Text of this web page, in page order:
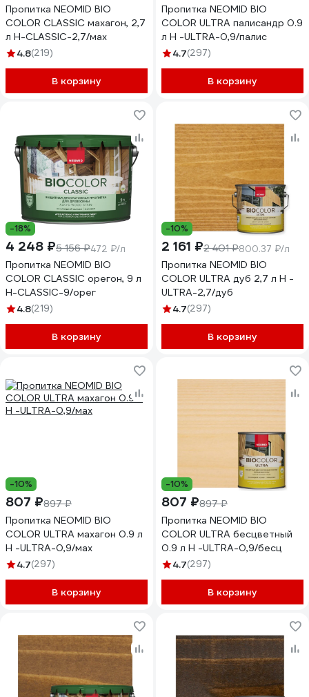
Пропитка NEOMID BIO
COLOR CLASSIC махагон, 2,7
л Н-CLASSIC-2,7/мах
4.8(219)
В корзину
Пропитка NEOMID BIO
COLOR ULTRA палисандр 0.9
л Н -ULTRA-0,9/палис
4.7(297)
В корзину
-18%
4 248 ₽5 156 ₽472 ₽/л
Пропитка NEOMID BIO
COLOR CLASSIC орегон, 9 л
Н-CLASSIC-9/орег
4.8(219)
В корзину
-10%
2 161 ₽2 401 ₽800.37 ₽/л
Пропитка NEOMID BIO
COLOR ULTRA дуб 2,7 л Н -
ULTRA-2,7/дуб
4.7(297)
В корзину
-10%
807 ₽897 ₽
Пропитка NEOMID BIO
COLOR ULTRA махагон 0.9 л
Н -ULTRA-0,9/мах
4.7(297)
В корзину
-10%
807 ₽897 ₽
Пропитка NEOMID BIO
COLOR ULTRA бесцветный
0.9 л Н -ULTRA-0,9/бесц
4.7(297)
В корзину